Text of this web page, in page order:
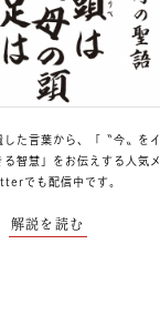
した言葉から、「〝今〟をイ
る智慧」をお伝えする人気メ
でも配信中 です。
解説を読む